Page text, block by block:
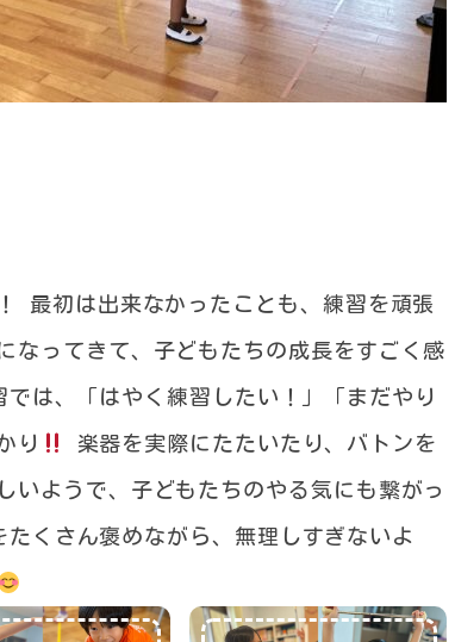
最初は出来なかったことも、練習を頑張
なってきて、子どもたちの成長をすごく感
は、「はやく練習したい！」「まだやり
り 楽器を実際にたたいたり、バトンを
いようで、子どもたちのやる気にも繋がっ
くさん褒めながら、無理しすぎないよ